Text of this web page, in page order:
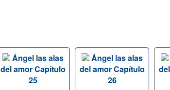
Ángel las alas
del amor Capítulo
25
Ángel las alas
del amor Capítulo
26